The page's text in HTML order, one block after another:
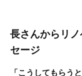
長さんからリ
セージ
「こうしてもらう